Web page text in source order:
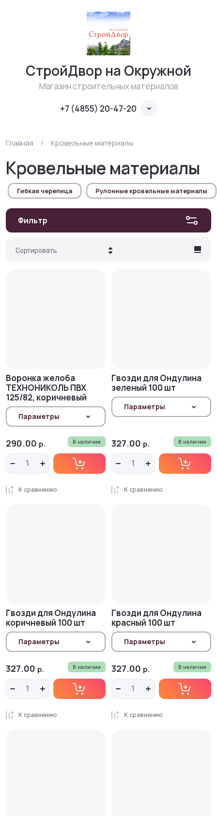
СтройДвор на Окружной
Магазин строительных материалов
+7 (4855) 20-47-20
Главная / Кровельные материалы
Кровельные материалы
Гибкая черепица Рулонные кровельные материалы
Фильтр
Сортировать
Воронка желоба
ТЕХНОНИКОЛЬ ПВХ
125/82, коричневый
Параметры
В наличии
290.00 р.
К сравнению
Гвозди для Ондулина
зеленый 100 шт
Параметры
В наличии
327.00 р.
К сравнению
Гвозди для Ондулина
коричневый 100 шт
Параметры
В наличии
327.00 р.
К сравнению
Гвозди для Ондулина
красный 100 шт
Параметры
В наличии
327.00 р.
К сравнению